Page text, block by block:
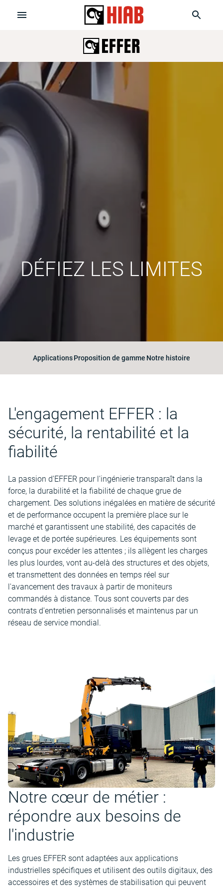
DÉFIEZ LES LIMITES
ApplicationsProposition de gamme Notre histoire
L'engagement EFFER : la
sécurité, la rentabilité et la
fiabilité
La passion d'EFFER pour l'ingénierie transparaît dans la
force, la durabilité et la fiabilité de chaque grue de
chargement. Des solutions inégalées en matière de sécurité
et de performance occupent la première place sur le
marché et garantissent une stabilité, des capacités de
levage et de portée supérieures. Les équipements sont
conçus pour excéder les attentes ; ils allègent les charges
les plus lourdes, vont au-delà des structures et des objets,
et transmettent des données en temps réel sur
l'avancement des travaux à partir de moniteurs
commandés à distance. Tous sont couverts par des
contrats d'entretien personnalisés et maintenus par un
réseau de service mondial.
Notre cœur de métier :
répondre aux besoins de
l'industrie
Les grues EFFER sont adaptées aux applications
industrielles spécifiques et utilisent des outils digitaux, des
accessoires et des systèmes de stabilisation qui peuvent